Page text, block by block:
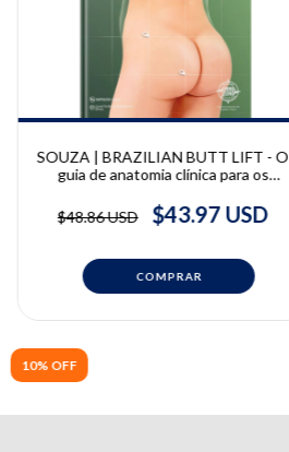
10% OFF
SOUZA | BRAZILIAN BUTT LIFT - O
guia de anatomia clínica para os
lipoaspiração e transferência de
tecido adiposo | Alex de Souza
$48.86 USD $43.97 USD